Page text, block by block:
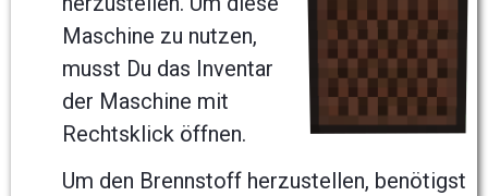
Maschine zu nutzen,
musst Du das Inventar
der Maschine mit
Rechtsklick öffnen.
Um den Brennstoff herzustellen, benötigst